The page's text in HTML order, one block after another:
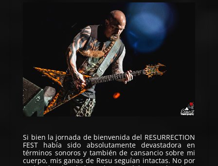
Si bien la jornada de bienvenida del RESURRECTION
FEST había sido absolutamente devastadora en
términos sonoros y también de cansancio sobre mi
cuerpo, mis ganas de Resu seguían intactas. No por